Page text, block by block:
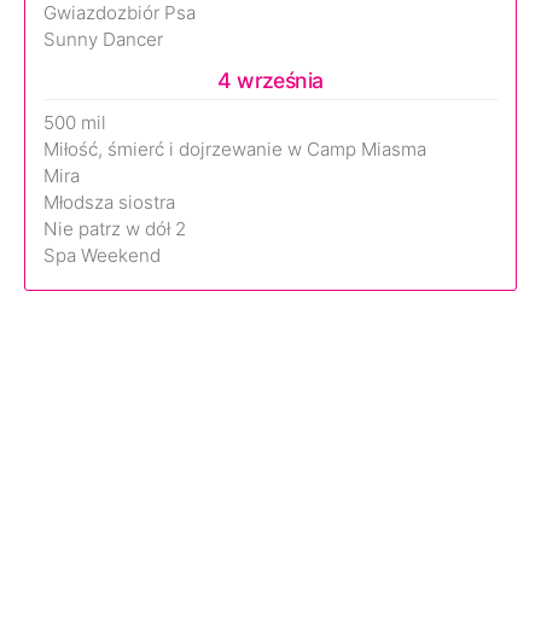
Gwiazdozbiór Psa
Sunny Dancer
4 września
500 mil
Miłość, śmierć i dojrzewanie w Camp Miasma
Mira
Młodsza siostra
Nie patrz w dół 2
Spa Weekend